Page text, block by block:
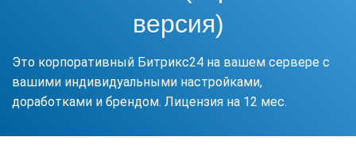
версия)
Это корпоративный Битрикс24 на вашем сервере с
вашими индивидуальными настройками,
доработками и брендом. Лицензия на 12 мес.